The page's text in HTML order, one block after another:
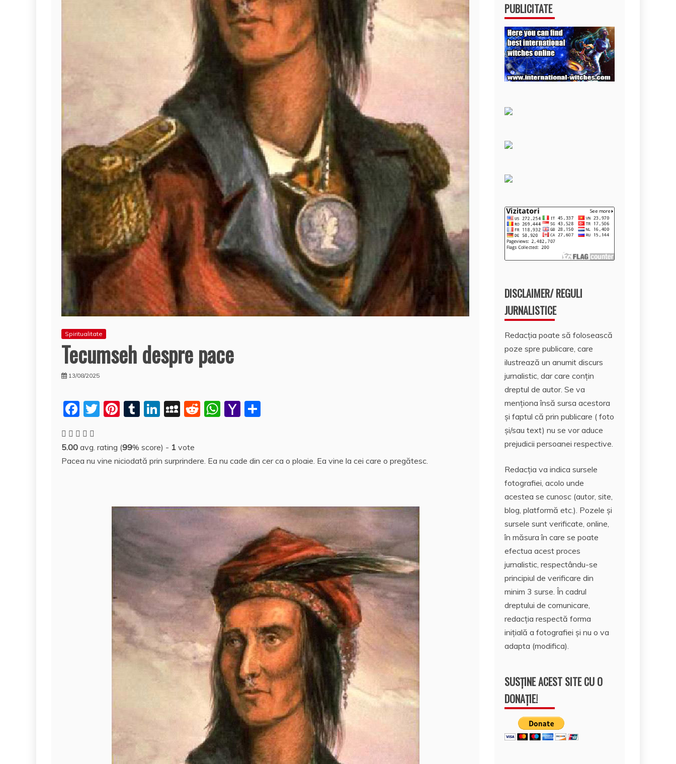
Spiritualitate
Tecumseh despre pace
13/08/2025
F
c
e
T
itt
er
Pi
er
e
T
m
bl
Li
k
e
M
S
p
e
R
di
W
s
p
Y
o
ai
l
aj
z
ă
5.00 avg. rating (99% score) - 1 vote
Pacea nu vine niciodată prin surprindere. Ea nu cade din cer ca o ploaie. Ea vine la cei care o pregătesc.
PUBLICITATE
DISCLAIMER/ REGULI
JURNALISTICE
Redacția poate să folosească
poze spre publicare, care
ilustrează un anumit discurs
jurnalistic, dar care conțin
dreptul de autor. Se va
menționa însă sursa acestora
și faptul că prin publicare ( foto
și/sau text) nu se vor aduce
prejudicii persoanei respective.
Redacția va indica sursele
fotografiei, acolo unde
acestea se cunosc (autor, site,
blog, platformă etc.). Pozele și
sursele sunt verificate, online,
în măsura în care se poate
efectua acest proces
jurnalistic, respectându-se
principiul de verificare din
minim 3 surse. În cadrul
dreptului de comunicare,
redacția respectă forma
inițială a fotografiei și nu o va
adapta (modifica).
SUSȚINE ACEST SITE CU O
DONAȚIE!